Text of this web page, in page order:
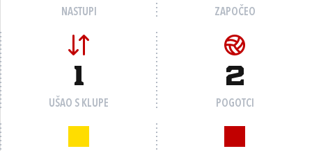
NASTUPI ZAPOČEO
1
UŠAO S KLUPE
2
POGOTCI